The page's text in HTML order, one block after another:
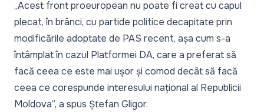
„Acest front proeuropean nu poate fi creat cu capul
plecat, în brânci, cu partide politice decapitate prin
modificările adoptate de PAS recent, așa cum s-a
întâmplat în cazul Platformei DA, care a preferat să
facă ceea ce este mai ușor și comod decât să facă
ceea ce corespunde interesului național al Republicii
Moldova”, a spus Ștefan Gligor.